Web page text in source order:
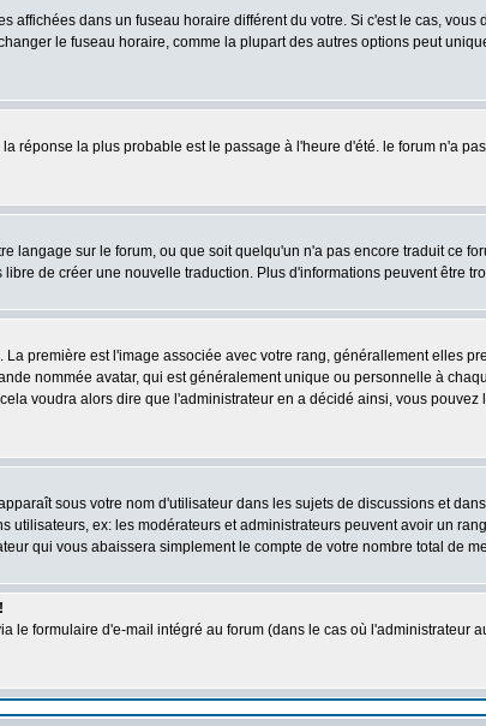
affichées dans un fuseau horaire différent du votre. Si c'est le cas,
le fuseau horaire, comme la plupart des autres options peut
réponse la plus probable est le passage à l'heure d'été. le forum n'a
sur le forum, ou que soit quelqu'un n'a pas encore traduit ce
de créer une nouvelle traduction. Plus d'informations peuvent être
première est l'image associée avec votre rang, générallement elles
nommée avatar, qui est généralement unique ou personnelle à
voudra alors dire que l'administrateur en a décidé ainsi, vous
sous votre nom d'utilisateur dans les sujets de discussions et
ex: les modérateurs et administrateurs peuvent avoir un
qui vous abaissera simplement le compte de votre nombre total de
le formulaire d'e-mail intégré au forum (dans le cas où l'administrateur